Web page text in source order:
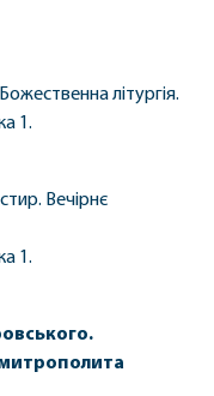
літургія.
1.
Вечірнє
1.